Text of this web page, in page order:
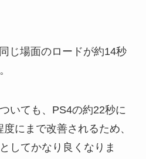
じ場面のロードが約14秒
いても、PS4の約22秒に
にまで改善されるため、
してかなり良くなりま